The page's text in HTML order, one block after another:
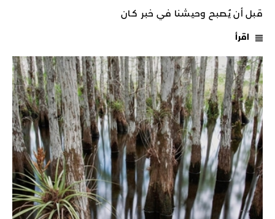
قبل أن يُصبح وحيشنا في خبر كـان
اقرأ